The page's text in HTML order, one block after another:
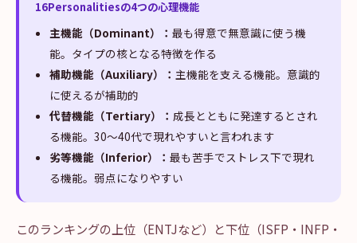
16Personalitiesの4つの心理機能
主機能（Dominant）： 最も得意で無意識に使う機
能。タイプの核となる特徴を作る
補助機能（Auxiliary）： 主機能を支える機能。意識的
に使えるが補助的
代替機能（Tertiary）： 成長とともに発達するとされ
る機能。30〜40代で現れやすいと言われます
劣等機能（Inferior）： 最も苦手でストレス下で現れ
る機能。弱点になりやすい
このランキングの上位（ENTJなど）と下位（ISFP・INFP・